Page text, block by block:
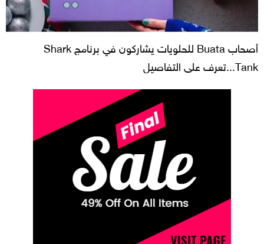
أصحاب Buata للحلويات يشاركون في برنامج Shark
Tank...تعرف على التفاصيل